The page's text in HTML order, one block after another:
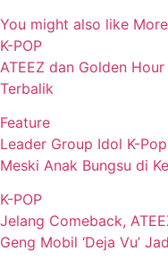
You might also like
K-POP
ATEEZ dan Golden
Terbalik
Feature
Leader Group Idol K-
Meski Anak Bungsu di
K-POP
Jelang Comeback,
Geng Mobil ‘Deja Vu’